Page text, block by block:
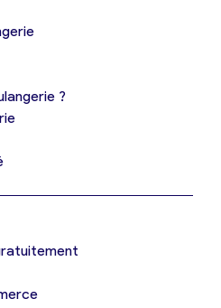
Boulangerie
(gratuit)
09
appeler
annuler
?